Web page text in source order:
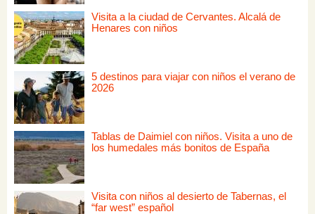
Visita a la ciudad de Cervantes. Alcalá de
Henares con niños
5 destinos para viajar con niños el verano de
2026
Tablas de Daimiel con niños. Visita a uno de
los humedales más bonitos de España
Visita con niños al desierto de Tabernas, el
“far west” español